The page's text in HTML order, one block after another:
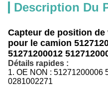
Description Du
Capteur de position
pour le camion
51271200012
Détails rapides :
1. OE NON : 51271200006
0281002271